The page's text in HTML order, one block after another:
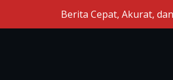
Skip to the contentBerita Cepat, Akurat,